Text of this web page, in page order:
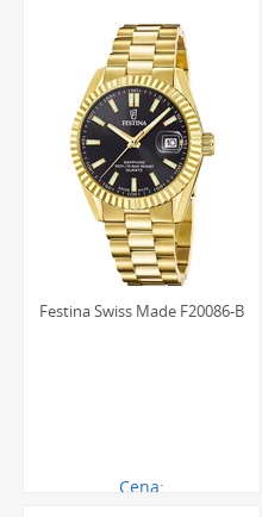
Festina Swiss Made F20086-B
Cena: